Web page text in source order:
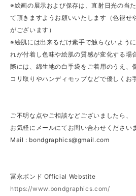
※絵画の展示および保存は、直射日光の当
て頂きますようお願いいたします（色褪せ
がございます）
※絵肌には出来るだけ素手で触らないよう
れが付着し色味や絵肌の質感が変化する場
際には、綿生地の白手袋をご着用のうえ、
コリ取りやハンディモップなどで優しくお
ご不明な点やご相談などございましたら、
お気軽にメールにてお問い合わせください
Mail : bondgraphics@gmail.com
冨永ボンド Official Webstite
https://www.bondgraphics.com/